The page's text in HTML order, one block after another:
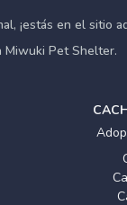
¡estás en el sitio
Miwuki Pet Shelter.